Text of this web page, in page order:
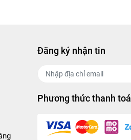
Đăng ký nhận tin
Phương thức thanh